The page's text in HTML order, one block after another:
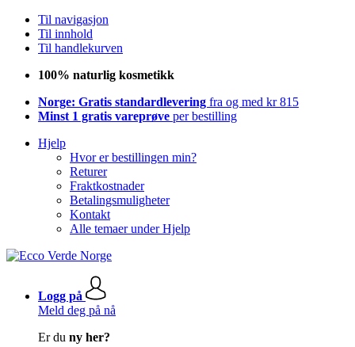
Til navigasjon
Til innhold
Til handlekurven
100% naturlig kosmetikk
Norge: Gratis standardlevering fra og med kr 815
Minst 1 gratis vareprøve per bestilling
Hjelp
Hvor er bestillingen min?
Returer
Fraktkostnader
Betalingsmuligheter
Kontakt
Alle temaer under Hjelp
Logg på
Meld deg på nå
Er du ny her?